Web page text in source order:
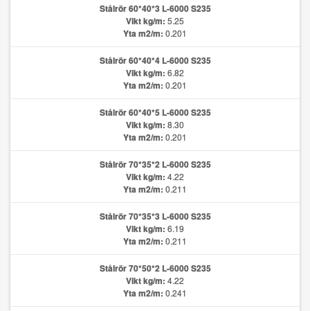
Stålrör 60*40*3 L-6000 S235
Vikt kg/m: 5.25
Yta m2/m: 0.201
Stålrör 60*40*4 L-6000 S235
Vikt kg/m: 6.82
Yta m2/m: 0.201
Stålrör 60*40*5 L-6000 S235
Vikt kg/m: 8.30
Yta m2/m: 0.201
Stålrör 70*35*2 L-6000 S235
Vikt kg/m: 4.22
Yta m2/m: 0.211
Stålrör 70*35*3 L-6000 S235
Vikt kg/m: 6.19
Yta m2/m: 0.211
Stålrör 70*50*2 L-6000 S235
Vikt kg/m: 4.22
Yta m2/m: 0.241